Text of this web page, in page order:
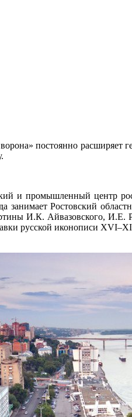
постоянно
и промышленный центр
занимает Ростовский
И.К. Айвазовского,
русской иконописи